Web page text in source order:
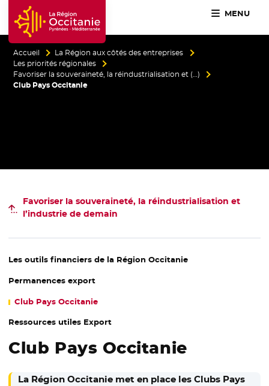
Accueil Région Occitanie / Pyrénées-Méditerranée
MENU
Accueil
La Région aux côtés des entreprises
Les priorités régionales
Favoriser la souveraineté, la réindustrialisation et (…)
Club Pays Occitanie
Favoriser la souveraineté, la réindustrialisation et
l’industrie de demain
Les outils financiers de la Région Occitanie
Permanences export
Club Pays Occitanie
Ressources utiles Export
Club Pays Occitanie
La Région Occitanie met en place les Clubs Pays